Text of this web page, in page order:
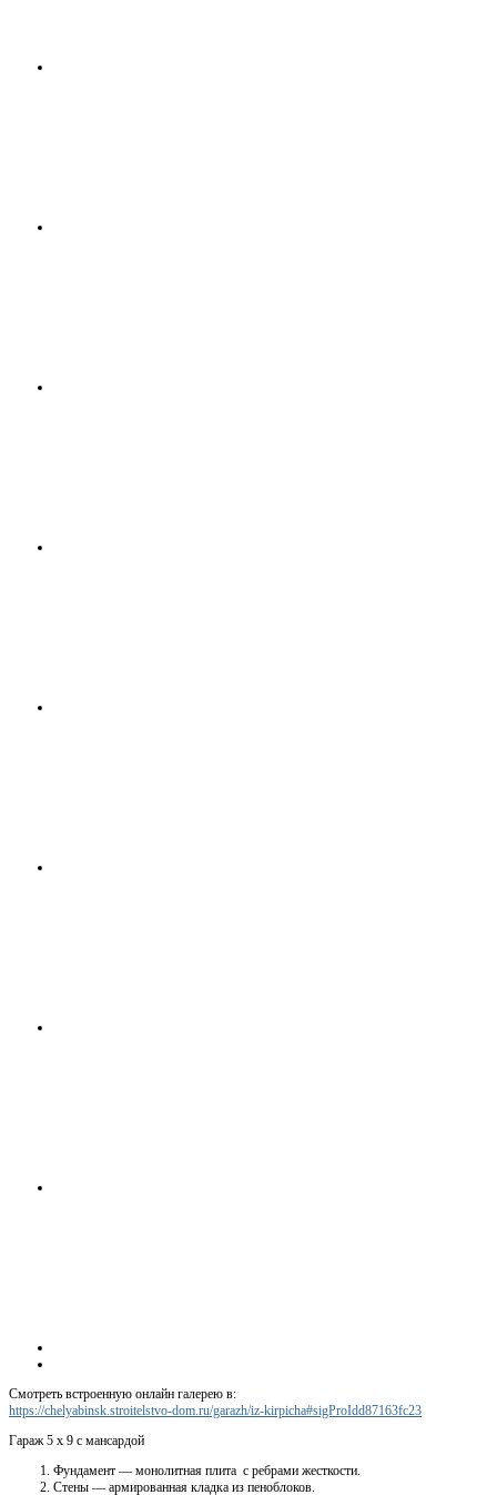
Смотреть встроенную онлайн галерею в:
https://chelyabinsk.stroitelstvo-dom.ru/garazh/iz-kirpicha#sigProIdd87163fc23
Гараж 5 х 9 с мансардой
Фундамент — монолитная плита с ребрами жесткости.
Стены — армированная кладка из пеноблоков.